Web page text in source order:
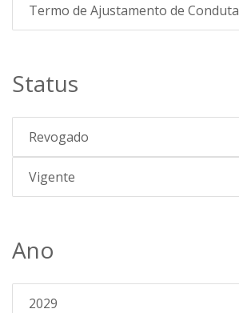
Termo de Ajustamento de Conduta
Status
Revogado
Vigente
Ano
2029